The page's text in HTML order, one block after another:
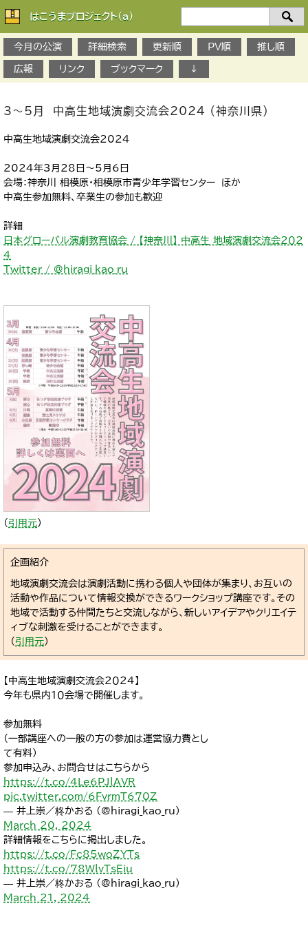
はこうまプロジェクト(a)
今月の公演
詳細検索 更新順 PV順 推し順
広報 リンク ブックマーク ↓
3～5月 中高生地域演劇交流会2024 （神奈川県）
中高生地域演劇交流会2024
2024年3月28日～5月6日
会場：神奈川 相模原・相模原市青少年学習センター ほか
中高生参加無料、卒業生の参加も歓迎
詳細
日本グローバル演劇教育協会 / 【神奈川】 中高生 地域演劇交流会２０２
４
Twitter / @hiragi_kao_ru
（ 引用元）
企画紹介
地域演劇交流会は演劇活動に携わる個人や団体が集まり、お互いの
活動や作品について情報交換ができるワークショップ講座です。その
地域で活動する仲間たちと交流しながら、新しいアイデアやクリエイテ
ィブな刺激を受けることができます。
（ 引用元）
【中高生地域演劇交流会２０２４】
今年も県内１０会場で開催します。
参加無料
（一部講座への一般の方の参加は運営協力費とし
て有料）
参加申込み、お問合せはこちらから
https://t.co/4Le6PJlAVR
pic.twitter.com/6FvrmT670Z
— 井上崇／柊かおる (@hiragi_kao_ru)
March 20, 2024
詳細情報をこちらに掲出しました。
https://t.co/Fc85woZYTs
https://t.co/78WlvTsEiu
— 井上崇／柊かおる (@hiragi_kao_ru)
March 21, 2024